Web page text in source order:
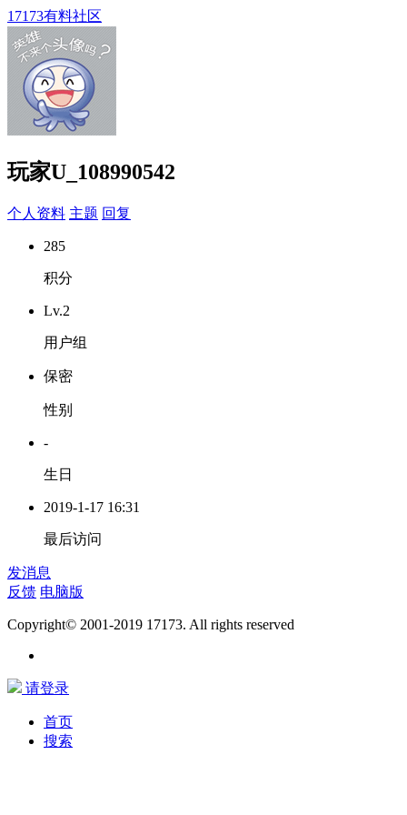
17173有料社区
玩家U_108990542
个人资料 主题 回复
285
积分
Lv.2
用户组
保密
性别
-
生日
2019-1-17 16:31
最后访问
发消息
反馈 电脑版
Copyright© 2001-2019 17173. All rights reserved
请登录
首页
搜索